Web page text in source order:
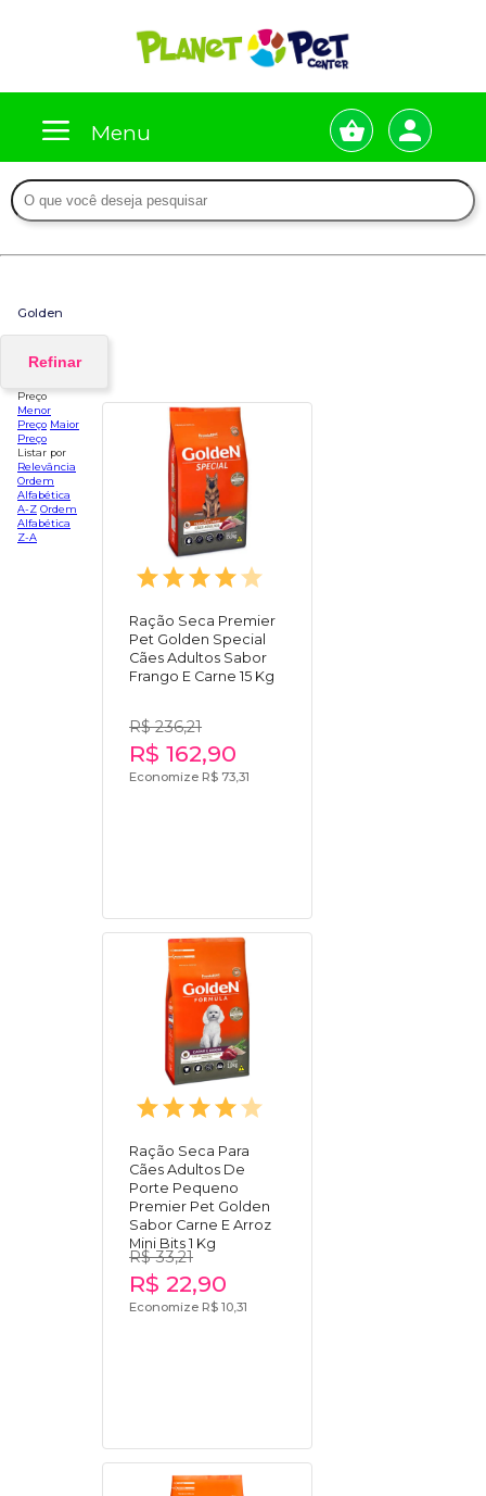
Menu
Golden
Refinar
Preço
Menor
Preço Maior
Preço
Listar por
Relevância
Ordem
Alfabética
A-Z Ordem
Alfabética
Z-A
Ração Seca Premier
Pet Golden Special
Cães Adultos Sabor
Frango E Carne 15 Kg
R$ 236,21
R$ 162,90
Economize R$ 73,31
Ração Seca Para
Cães Adultos De
Porte Pequeno
Premier Pet Golden
Sabor Carne E Arroz
Mini Bits 1 Kg
R$ 33,21
R$ 22,90
Economize R$ 10,31